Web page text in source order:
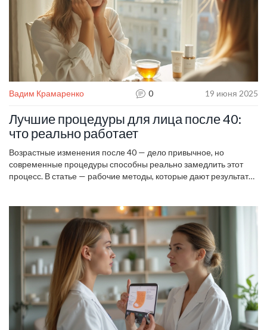
Вадим Крамаренко 0 19 июня 2025
Лучшие процедуры для лица после 40:
что реально работает
Возрастные изменения после 40 — дело привычное, но
современные процедуры способны реально замедлить этот
процесс. В статье — рабочие методы, которые дают результат
конкретными схемами ухода. Всё, чтобы выглядеть свежо и не
тратить время и деньги впустую.